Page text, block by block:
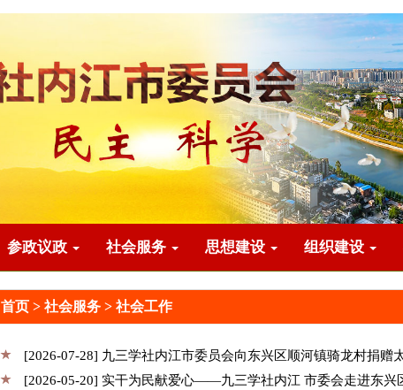
参政议政 社会服务 思想建设 组织建设
首页> 社会服务> 社会工作
[2026-07-28] 九三学社内江市委员会向东兴区顺河镇骑龙村捐赠
[2026-05-20] 实干为民献爱心——九三学社内江 市委会走进东兴